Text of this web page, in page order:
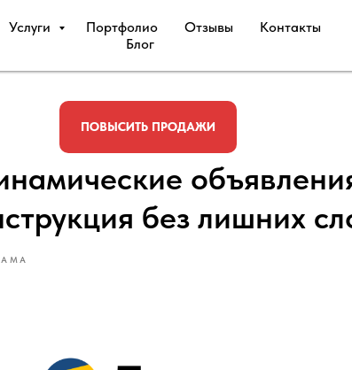
Услуги Портфолио Отзывы
Контакты
Блог
ПОВЫСИТЬ ПРОДАЖИ
без лишних